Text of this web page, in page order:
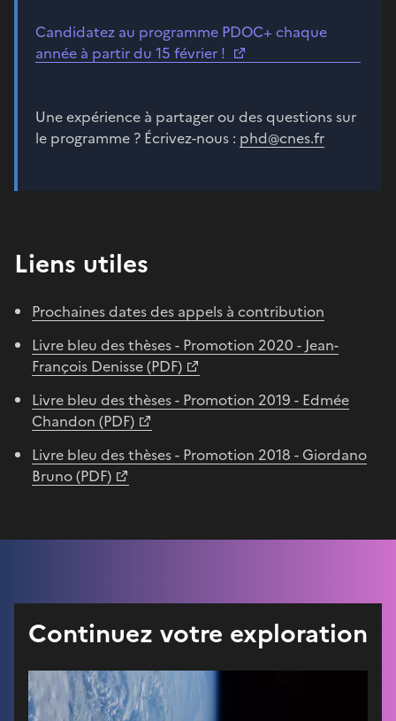
Candidatez au programme PDOC+ chaque
année à partir du 15 février !
Une expérience à partager ou des questions sur
le programme ? Écrivez-nous : phd@cnes.fr
Liens utiles
Prochaines dates des appels à contribution
Livre bleu des thèses - Promotion 2020 - Jean-
François Denisse (PDF)
Livre bleu des thèses - Promotion 2019 - Edmée
Chandon (PDF)
Livre bleu des thèses - Promotion 2018 - Giordano
Bruno (PDF)
Continuez votre exploration